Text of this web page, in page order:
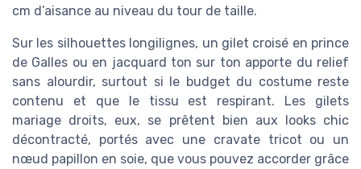
cm d’aisance au niveau du tour de taille.
Sur les silhouettes longilignes, un gilet croisé en prince
de Galles ou en jacquard ton sur ton apporte du relief
sans alourdir, surtout si le budget du costume reste
contenu et que le tissu est respirant. Les gilets
mariage droits, eux, se prêtent bien aux looks chic
décontracté, portés avec une cravate tricot ou un
nœud papillon en soie, que vous pouvez accorder grâce